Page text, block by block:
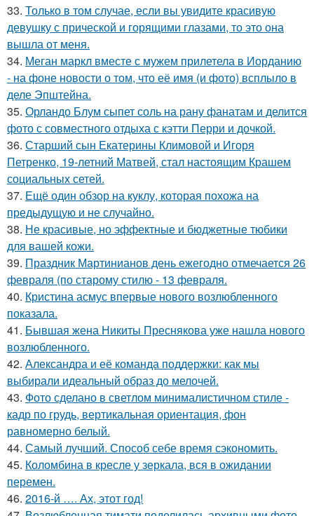
33. Только в том случае, если вы увидите красивую
девушку с прической и горящими глазами, то это она
вышла от меня.
34. Меган маркл вместе с мужем прилетела в Иорданию
- на фоне новости о том, что её имя (и фото) всплыло в
деле Эпштейна.
35. Орландо Блум сыпет соль на рану фанатам и делится
фото с совместного отдыха с кэтти Перри и дочкой.
36. Старший сын Екатерины Климовой и Игоря
Петренко, 19-летний Матвей, стал настоящим Крашем
социальных сетей.
37. Ещё один обзор на куклу, которая похожа на
предыдущую и не случайно.
38. Не красивые, но эффектные и бюджетные тюбики
для вашей кожи.
39. Праздник Мартинианов день ежегодно отмечается 26
февраля (по старому стилю - 13 февраля.
40. Кристина асмус впервые нового возлюбленного
показала.
41. Бывшая жена Никиты Преснякова уже нашла нового
возлюбленного.
42. Александра и её команда поддержки: как мы
выбирали идеальный образ до мелочей.
43. Фото сделано в светлом минималистичном стиле -
кадр по грудь, вертикальная ориентация, фон
равномерно белый.
44. Самый лучший. Способ себе время сэкономить.
45. Коломбина в кресле у зеркала, вся в ожидании
перемен.
46. 2016-й …. Ах, этот год!